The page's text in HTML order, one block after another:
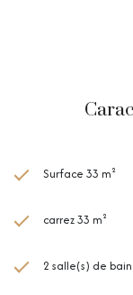
Surface 33 m²
carrez 33 m²
2 salle(s) de bain